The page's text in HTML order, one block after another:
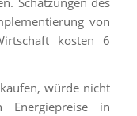
von
kosten 6
würde nicht
Energiepreise in